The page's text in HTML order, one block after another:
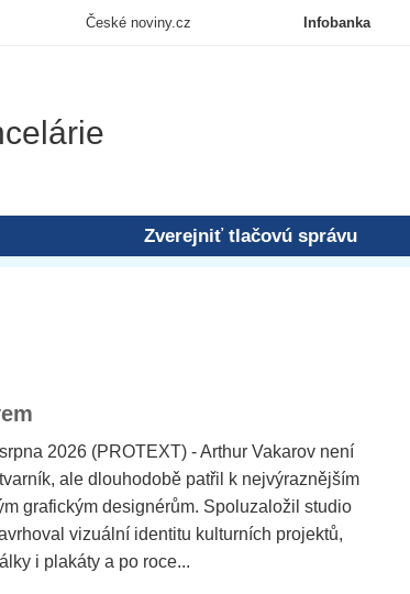
Zverejniť tlačovú správu
Infobanka
České noviny.cz
2026 (PROTEXT) - Arthur Vakarov není
ale dlouhodobě patřil k nejvýraznějším
grafickým designérům. Spoluzaložil studio
vizuální identitu kulturních projektů,
i plakáty a po roce...